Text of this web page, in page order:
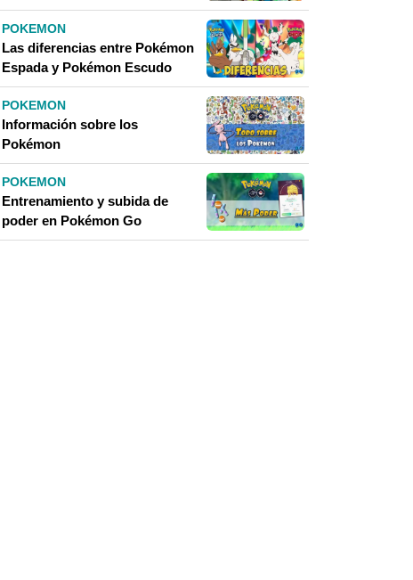
POKEMON
Las diferencias entre Pokémon
Espada y Pokémon Escudo
POKEMON
Información sobre los
Pokémon
POKEMON
Entrenamiento y subida de
poder en Pokémon Go